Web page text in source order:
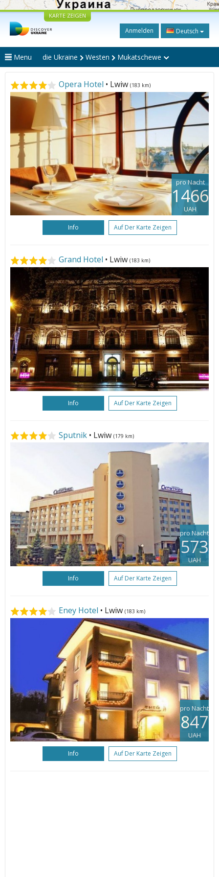
KARTE ZEIGEN
Anmelden Deutsch
Menu die Ukraine Westen Mukatschewe
Opera Hotel • Lwiw (183 km)
pro Nacht
1466
UAH
Info Auf Der Karte Zeigen
Grand Hotel • Lwiw (183 km)
Info Auf Der Karte Zeigen
Sputnik • Lwiw (179 km)
pro Nacht
573
UAH
Info Auf Der Karte Zeigen
Eney Hotel • Lwiw (183 km)
pro Nacht
847
UAH
Info Auf Der Karte Zeigen